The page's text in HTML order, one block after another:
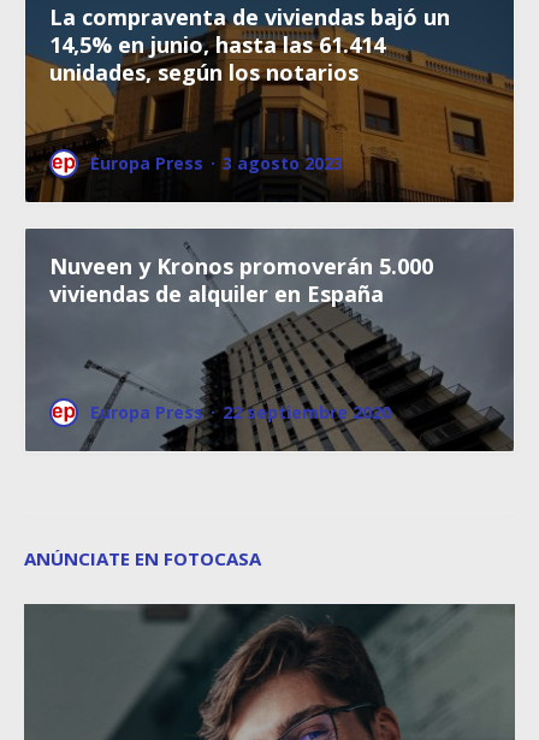
La compraventa de viviendas bajó un
14,5% en junio, hasta las 61.414
unidades, según los notarios
Europa Press · 3 agosto 2023
Nuveen y Kronos promoverán 5.000
viviendas de alquiler en España
Europa Press · 22 septiembre 2020
ANÚNCIATE EN FOTOCASA